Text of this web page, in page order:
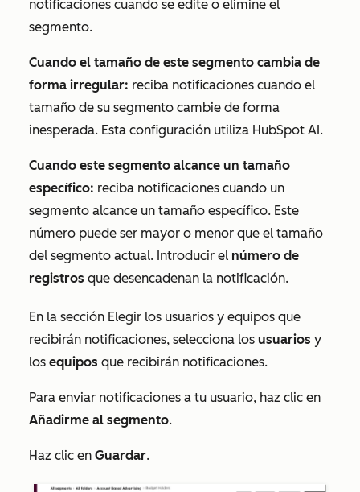
notificaciones cuando se edite o elimine el
segmento.
Cuando el tamaño de este segmento cambia de
forma irregular: reciba notificaciones cuando el
tamaño de su segmento cambie de forma
inesperada. Esta configuración utiliza HubSpot AI.
Cuando este segmento alcance un tamaño
específico: reciba notificaciones cuando un
segmento alcance un tamaño específico. Este
número puede ser mayor o menor que el tamaño
del segmento actual. Introducir el número de
registros que desencadenan la notificación.
En la sección Elegir los usuarios y equipos que
recibirán notificaciones, selecciona los usuarios y
los equipos que recibirán notificaciones.
Para enviar notificaciones a tu usuario, haz clic en
Añadirme al segmento.
Haz clic en Guardar.